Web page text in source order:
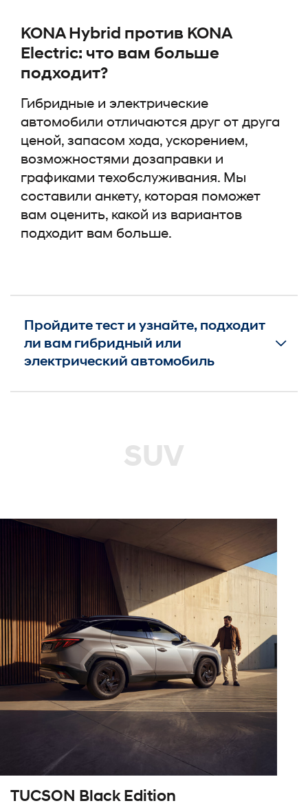
KONA Hybrid против KONA
Electric: что вам больше
подходит?
Гибридные и электрические
автомобили отличаются друг от друга
ценой, запасом хода, ускорением,
возможностями дозаправки и
графиками техобслуживания. Мы
составили анкету, которая поможет
вам оценить, какой из вариантов
подходит вам больше.
Пройдите тест и узнайте, подходит
ли вам гибридный или
электрический автомобиль
SUV
TUCSON Black Edition